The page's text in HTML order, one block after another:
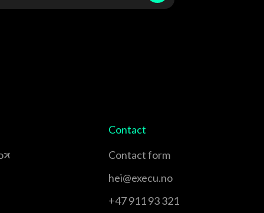
Contact
Contact form
hei@execu.no
+47 911 93 321